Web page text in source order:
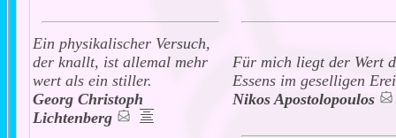
Ein physikalischer Versuch,
der knallt, ist allemal mehr
wert als ein stiller.
Georg Christoph
Lichtenberg
Für mich liegt der Wert
Essens im geselligen
Nikos Apostolopoulos